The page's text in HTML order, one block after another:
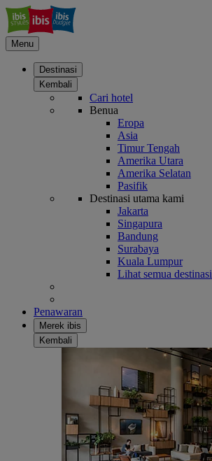
Menu
Destinasi
Kembali
Cari hotel
Benua
Eropa
Asia
Timur Tengah
Amerika Utara
Amerika Selatan
Pasifik
Destinasi utama kami
Jakarta
Singapura
Bandung
Surabaya
Kuala Lumpur
Lihat semua destinasi
Penawaran
Merek ibis
Kembali